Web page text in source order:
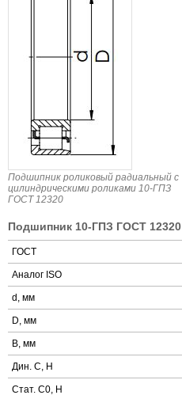
Подшипник роликовый радиальный с
цилиндрическими роликами 10-ГПЗ
ГОСТ 12320
Подшипник 10-ГПЗ ГОСТ 12320
ГОСТ
Аналог ISO
d, мм
D, мм
B, мм
Дин. C, Н
Стат. C0, Н